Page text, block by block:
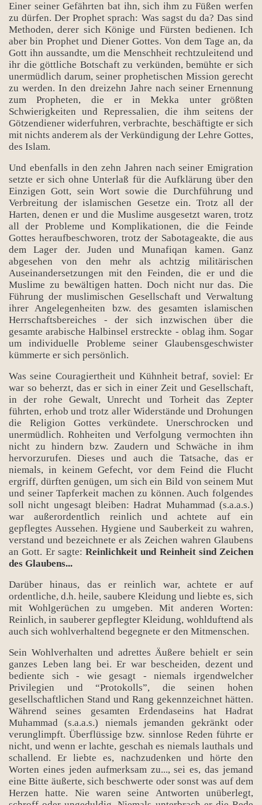
Einer seiner Gefährten bat ihn, sich ihm zu Füßen werfen
zu dürfen. Der Prophet sprach: Was sagst du da? Das sind
Methoden, derer sich Könige und Fürsten bedienen. Ich
aber bin Prophet und Diener Gottes. Von dem Tage an, da
Gott ihn aussandte, um die Menschheit rechtzuleitend und
ihr die göttliche Botschaft zu verkünden, bemühte er sich
unermüdlich darum, seiner prophetischen Mission gerecht
zu werden. In den dreizehn Jahre nach seiner Ernennung
zum Propheten, die er in Mekka unter größten
Schwierigkeiten und Repressalien, die ihm seitens der
Götzendiener widerfuhren, verbrachte, beschäftigte er sich
mit nichts anderem als der Verkündigung der Lehre Gottes,
des Islam.
Und ebenfalls in den zehn Jahren nach seiner Emigration
setzte er sich ohne Unterlaß für die Aufklärung über den
Einzigen Gott, sein Wort sowie die Durchführung und
Verbreitung der islamischen Gesetze ein. Trotz all der
Harten, denen er und die Muslime ausgesetzt waren, trotz
all der Probleme und Komplikationen, die die Feinde
Gottes heraufbeschworen, trotz der Sabotageakte, die aus
dem Lager der. Juden und Munafiqan kamen. Ganz
abgesehen von den mehr als achtzig militärischen
Auseinandersetzungen mit den Feinden, die er und die
Muslime zu bewältigen hatten. Doch nicht nur das. Die
Führung der muslimischen Gesellschaft und Verwaltung
ihrer Angelegenheiten bzw. des gesamten islamischen
Herrschaftsbereiches - der sich inzwischen über die
gesamte arabische Halbinsel erstreckte - oblag ihm. Sogar
um individuelle Probleme seiner Glaubensgeschwister
kümmerte er sich persönlich.
Was seine Couragiertheit und Kühnheit betraf, soviel: Er
war so beherzt, das er sich in einer Zeit und Gesellschaft,
in der rohe Gewalt, Unrecht und Torheit das Zepter
führten, erhob und trotz aller Widerstände und Drohungen
die Religion Gottes verkündete. Unerschrocken und
unermüdlich. Rohheiten und Verfolgung vermochten ihn
nicht zu hindern bzw. Zaudern und Schwäche in ihm
hervorzurufen. Dieses und auch die Tatsache, das er
niemals, in keinem Gefecht, vor dem Feind die Flucht
ergriff, dürften genügen, um sich ein Bild von seinem Mut
und seiner Tapferkeit machen zu können. Auch folgendes
soll nicht ungesagt bleiben: Hadrat Muhammad (s.a.a.s.)
war außerordentlich reinlich und achtete auf ein
gepflegtes Aussehen. Hygiene und Sauberkeit zu wahren,
verstand und bezeichnete er als Zeichen wahren Glaubens
an Gott. Er sagte: Reinlichkeit und Reinheit sind Zeichen
des Glaubens...
Darüber hinaus, das er reinlich war, achtete er auf
ordentliche, d.h. heile, saubere Kleidung und liebte es, sich
mit Wohlgerüchen zu umgeben. Mit anderen Worten:
Reinlich, in sauberer gepflegter Kleidung, wohlduftend als
auch sich wohlverhaltend begegnete er den Mitmenschen.
Sein Wohlverhalten und adrettes Äußere behielt er sein
ganzes Leben lang bei. Er war bescheiden, dezent und
bediente sich - wie gesagt - niemals irgendwelcher
Privilegien und “Protokolls”, die seinen hohen
gesellschaftlichen Stand und Rang gekennzeichnet hätten.
Während seines gesamten Erdendaseins hat Hadrat
Muhammad (s.a.a.s.) niemals jemanden gekränkt oder
verunglimpft. Überflüssige bzw. sinnlose Reden führte er
nicht, und wenn er lachte, geschah es niemals lauthals und
schallend. Er liebte es, nachzudenken und hörte den
Worten eines jeden aufmerksam zu..., sei es, das jemand
eine Bitte äußerte, sich beschwerte oder sonst was auf dem
Herzen hatte. Nie waren seine Antworten unüberlegt,